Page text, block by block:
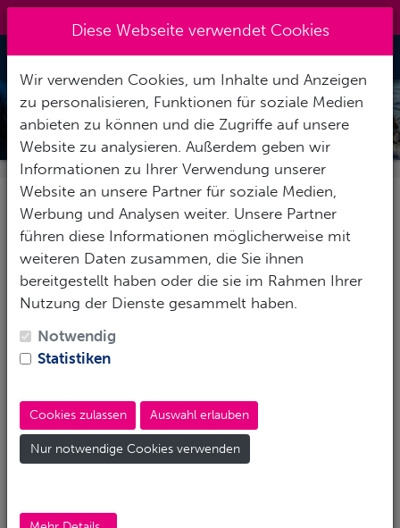
Toggle
MARES X-STREAM
BESCHREIBUNG
Die MaresX-STREAMTauchflossen haben eine
Blattlänge von 34,5 bis 38 cm je nach Größe. Die
Flossen haben ein offenes Fußteil. Ausinnovativen
Hochleistungsmaterialien
überragende Schubkraft
Materialien sind 3 spezifische fürmaximale
Elastizität, hohe Haltbarkeit und Verschleißfestigkeit
Das spezielle Kanalschubsystem erzeugt eine
Kanalgeometrie, die in der Lage ist, bei gleichem
Schub zu erzeugen. Das Ergebnis ist eine Ultra-
Diese Webseite verwendet Cookies
Wir verwenden Cookies, um Inhalte und Anzeigen
zu personalisieren, Funktionen für soziale Medien
anbieten zu können und die Zugriffe auf unsere
Website zu analysieren. Außerdem geben wir
Informationen zu Ihrer Verwendung unserer
Website an unsere Partner für soziale Medien,
Werbung und Analysen weiter. Unsere Partner
führen diese Informationen möglicherweise mit
weiteren Daten zusammen, die Sie ihnen
bereitgestellt haben oder die sie im Rahmen Ihrer
Nutzung der Dienste gesammelt haben.
Notwendig
Statistiken
Cookies zulassen Auswahl erlauben
Nur notwendige Cookies verwenden